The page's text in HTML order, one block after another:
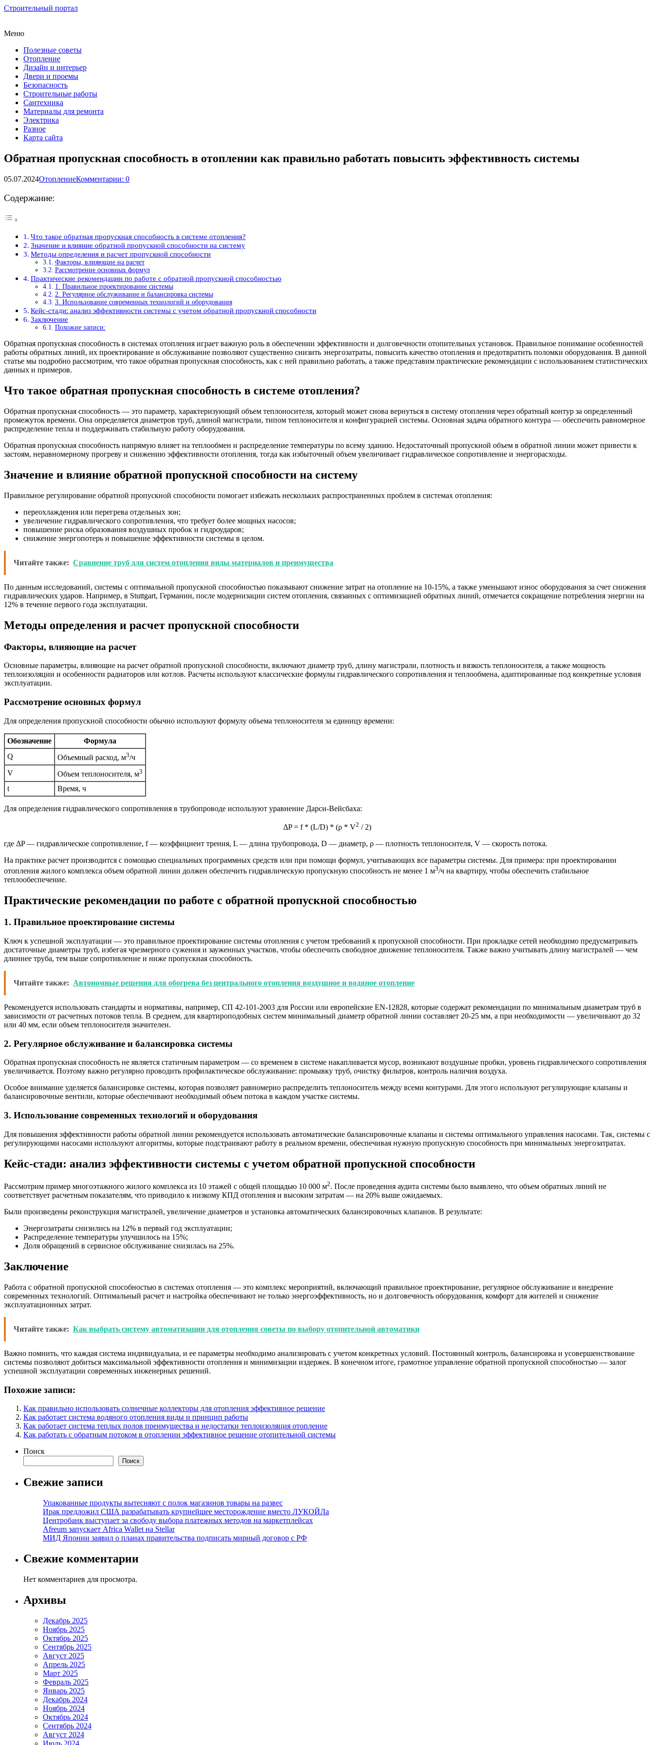
Строительный портал
Меню
Полезные советы
Отопление
Дизайн и интерьер
Двери и проемы
Безопасность
Строительные работы
Сантехника
Материалы для ремонта
Электрика
Разное
Карта сайта
Обратная пропускная способность в отоплении как правильно работать повысить эффективность системы
05.07.2024ОтоплениеКомментарии: 0
Содержание:
Что такое обратная пропускная способность в системе отопления?
Значение и влияние обратной пропускной способности на систему
Методы определения и расчет пропускной способности
Факторы, влияющие на расчет
Рассмотрение основных формул
Практические рекомендации по работе с обратной пропускной способностью
1. Правильное проектирование системы
2. Регулярное обслуживание и балансировка системы
3. Использование современных технологий и оборудования
Кейс-стади: анализ эффективности системы с учетом обратной пропускной способности
Заключение
Похожие записи:
Обратная пропускная способность в системах отопления играет важную роль в обеспечении эффективности и долговечности отопительных установок. Правильное понимание особенностей
работы обратных линий, их проектирование и обслуживание позволяют существенно снизить энергозатраты, повысить качество отопления и предотвратить поломки оборудования. В данной
статье мы подробно рассмотрим, что такое обратная пропускная способность, как с ней правильно работать, а также представим практические рекомендации с использованием статистических
данных и примеров.
Что такое обратная пропускная способность в системе отопления?
Обратная пропускная способность — это параметр, характеризующий объем теплоносителя, который может снова вернуться в систему отопления через обратный контур за определенный
промежуток времени. Она определяется диаметров труб, длиной магистрали, типом теплоносителя и конфигурацией системы. Основная задача обратного контура — обеспечить равномерное
распределение тепла и поддерживать стабильную работу оборудования.
Обратная пропускная способность напрямую влияет на теплообмен и распределение температуры по всему зданию. Недостаточный пропускной объем в обратной линии может привести к
застоям, неравномерному прогреву и снижению эффективности отопления, тогда как избыточный объем увеличивает гидравлическое сопротивление и энергорасходы.
Значение и влияние обратной пропускной способности на систему
Правильное регулирование обратной пропускной способности помогает избежать нескольких распространенных проблем в системах отопления:
переохлаждения или перегрева отдельных зон;
увеличение гидравлического сопротивления, что требует более мощных насосов;
повышение риска образования воздушных пробок и гидроударов;
снижение энергопотерь и повышение эффективности системы в целом.
Читайте также: Сравнение труб для систем отопления виды материалов и преимущества
По данным исследований, системы с оптимальной пропускной способностью показывают снижение затрат на отопление на 10-15%, а также уменьшают износ оборудования за счет снижения
гидравлических ударов. Например, в Stuttgart, Германии, после модернизации систем отопления, связанных с оптимизацией обратных линий, отмечается сокращение потребления энергии на
12% в течение первого года эксплуатации.
Методы определения и расчет пропускной способности
Факторы, влияющие на расчет
Основные параметры, влияющие на расчет обратной пропускной способности, включают диаметр труб, длину магистрали, плотность и вязкость теплоносителя, а также мощность
теплоизоляции и особенности радиаторов или котлов. Расчеты используют классические формулы гидравлического сопротивления и теплообмена, адаптированные под конкретные условия
эксплуатации.
Рассмотрение основных формул
Для определения пропускной способности обычно используют формулу объема теплоносителя за единицу времени:
Обозначение
Формула
Q
Объемный расход, м3/ч
V
Объем теплоносителя, м3
t Время, ч
Для определения гидравлического сопротивления в трубопроводе используют уравнение Дарси-Вейсбаха:
ΔP = f * (L/D) * (ρ * V2 / 2)
где ΔP — гидравлическое сопротивление, f — коэффициент трения, L — длина трубопровода, D — диаметр, ρ — плотность теплоносителя, V — скорость потока.
На практике расчет производится с помощью специальных программных средств или при помощи формул, учитывающих все параметры системы. Для примера: при проектировании
отопления жилого комплекса объем обратной линии должен обеспечить гидравлическую пропускную способность не менее 1 м3/ч на квартиру, чтобы обеспечить стабильное
теплообеспечение.
Практические рекомендации по работе с обратной пропускной способностью
1. Правильное проектирование системы
Ключ к успешной эксплуатации — это правильное проектирование системы отопления с учетом требований к пропускной способности. При прокладке сетей необходимо предусматривать
достаточные диаметры труб, избегая чрезмерного сужения и зауженных участков, чтобы обеспечить свободное движение теплоносителя. Также важно учитывать длину магистралей — чем
длиннее труба, тем выше сопротивление и ниже пропускная способность.
Читайте также: Автономные решения для обогрева без центрального отопления воздушное и водяное отопление
Рекомендуется использовать стандарты и нормативы, например, СП 42-101-2003 для России или европейские EN-12828, которые содержат рекомендации по минимальным диаметрам труб в
зависимости от расчетных потоков тепла. В среднем, для квартироподобных систем минимальный диаметр обратной линии составляет 20-25 мм, а при необходимости — увеличивают до 32
или 40 мм, если объем теплоносителя значителен.
2. Регулярное обслуживание и балансировка системы
Обратная пропускная способность не является статичным параметром — со временем в системе накапливается мусор, возникают воздушные пробки, уровень гидравлического сопротивления
увеличивается. Поэтому важно регулярно проводить профилактическое обслуживание: промывку труб, очистку фильтров, контроль наличия воздуха.
Особое внимание уделяется балансировке системы, которая позволяет равномерно распределить теплоноситель между всеми контурами. Для этого используют регулирующие клапаны и
балансировочные вентили, которые обеспечивают необходимый объем потока в каждом участке системы.
3. Использование современных технологий и оборудования
Для повышения эффективности работы обратной линии рекомендуется использовать автоматические балансировочные клапаны и системы оптимального управления насосами. Так, системы с
регулирующими насосами используют алгоритмы, которые подстраивают работу в реальном времени, обеспечивая нужную пропускную способность при минимальных энергозатратах.
Кейс-стади: анализ эффективности системы с учетом обратной пропускной способности
Рассмотрим пример многоэтажного жилого комплекса из 10 этажей с общей площадью 10 000 м2. После проведения аудита системы было выявлено, что объем обратных линий не
соответствует расчетным показателям, что приводило к низкому КПД отопления и высоким затратам — на 20% выше ожидаемых.
Были произведены реконструкция магистралей, увеличение диаметров и установка автоматических балансировочных клапанов. В результате:
Энергозатраты снизились на 12% в первый год эксплуатации;
Распределение температуры улучшилось на 15%;
Доля обращений в сервисное обслуживание снизилась на 25%.
Заключение
Работа с обратной пропускной способностью в системах отопления — это комплекс мероприятий, включающий правильное проектирование, регулярное обслуживание и внедрение
современных технологий. Оптимальный расчет и настройка обеспечивают не только энергоэффективность, но и долговечность оборудования, комфорт для жителей и снижение
эксплуатационных затрат.
Читайте также: Как выбрать систему автоматизации для отопления советы по выбору отопительной автоматики
Важно помнить, что каждая система индивидуальна, и ее параметры необходимо анализировать с учетом конкретных условий. Постоянный контроль, балансировка и усовершенствование
системы позволяют добиться максимальной эффективности отопления и минимизации издержек. В конечном итоге, грамотное управление обратной пропускной способностью — залог
успешной эксплуатации современных инженерных решений.
Похожие записи:
Как правильно использовать солнечные коллекторы для отопления эффективное решение
Как работает система водяного отопления виды и принцип работы
Как работает система теплых полов преимущества и недостатки теплоизоляция отопление
Как работать с обратным потоком в отоплении эффективное решение отопительной системы
Поиск
Поиск
Свежие записи
Упакованные продукты вытесняют с полок магазинов товары на развес
Ирак предложил США разрабатывать крупнейшее месторождение вместо ЛУКОЙЛа
Центробанк выступает за свободу выбора платежных методов на маркетплейсах
Afreum запускает Africa Wallet на Stellar
МИД Японии заявил о планах правительства подписать мирный договор с РФ
Свежие комментарии
Нет комментариев для просмотра.
Архивы
Декабрь 2025
Ноябрь 2025
Октябрь 2025
Сентябрь 2025
Август 2025
Апрель 2025
Март 2025
Февраль 2025
Январь 2025
Декабрь 2024
Ноябрь 2024
Октябрь 2024
Сентябрь 2024
Август 2024
Июль 2024